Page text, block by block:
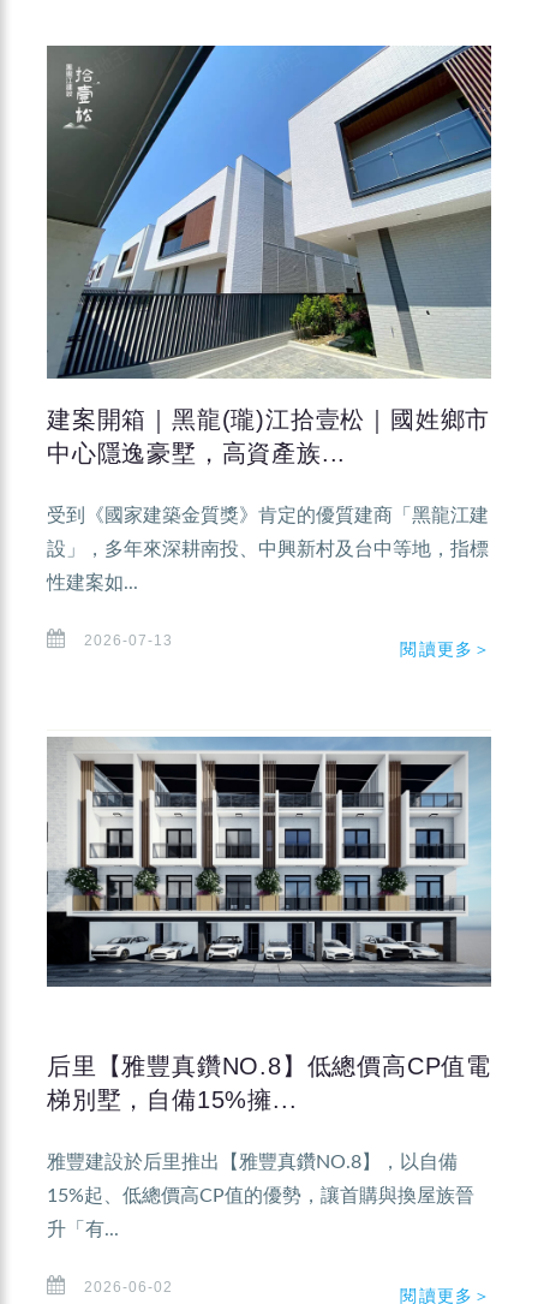
建案開箱｜黑龍(瓏)江拾壹松｜國姓鄉市
中心隱逸豪墅，高資產族...
受到《國家建築金質獎》肯定的優質建商「黑龍江建
設」，多年來深耕南投、中興新村及台中等地，指標
性建案如...
2026-07-13 閱讀更多＞
后里【雅豐真鑽NO.8】低總價高CP值電
梯別墅，自備15%擁...
雅豐建設於后里推出【雅豐真鑽NO.8】，以自備
15%起、低總價高CP值的優勢，讓首購與換屋族晉
升「有...
2026-06-02 閱讀更多＞